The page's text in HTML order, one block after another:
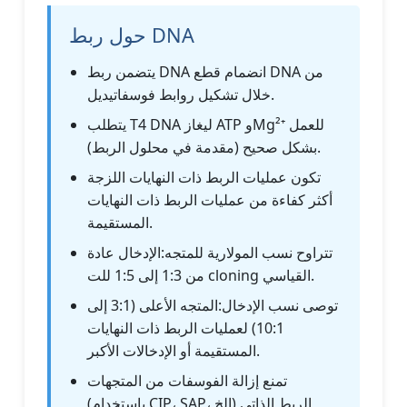
حول ربط DNA
يتضمن ربط DNA انضمام قطع DNA من
خلال تشكيل روابط فوسفاتيديل.
يتطلب T4 DNA ليغاز ATP وMg²⁺ للعمل
بشكل صحيح (مقدمة في محلول الربط).
تكون عمليات الربط ذات النهايات اللزجة
أكثر كفاءة من عمليات الربط ذات النهايات
المستقيمة.
تتراوح نسب المولارية للمتجه:الإدخال عادة
من 1:3 إلى 1:5 للت cloning القياسي.
توصى نسب الإدخال:المتجه الأعلى (3:1 إلى
10:1) لعمليات الربط ذات النهايات
المستقيمة أو الإدخالات الأكبر.
تمنع إزالة الفوسفات من المتجهات